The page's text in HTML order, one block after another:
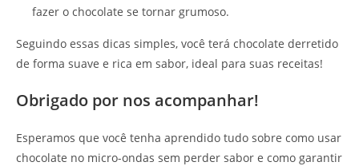
fazer o chocolate se tornar grumoso.
Seguindo essas dicas simples, você terá chocolate derretido
de forma suave e rica em sabor, ideal para suas receitas!
Obrigado por nos acompanhar!
Esperamos que você tenha aprendido tudo sobre como usar
chocolate no micro-ondas sem perder sabor e como garantir